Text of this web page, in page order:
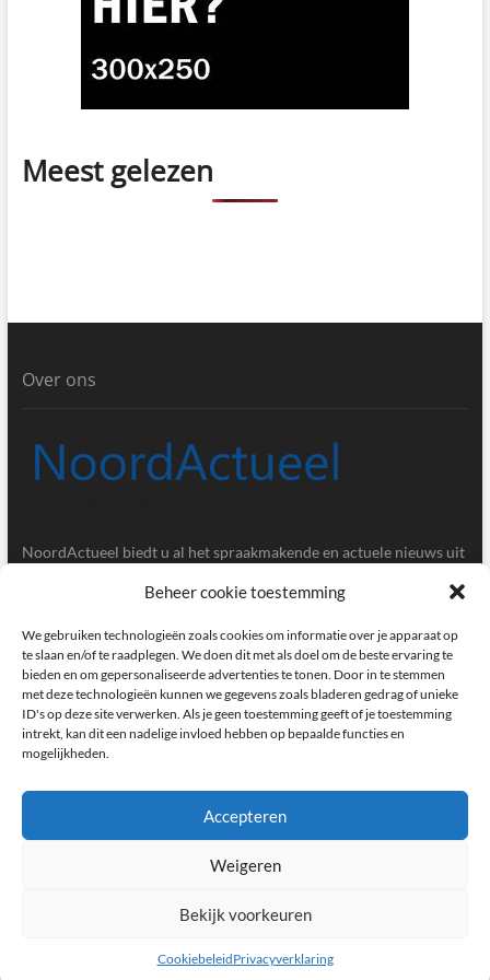
Beheer cookie toestemming
We gebruiken technologieën zoals cookies om informatie over je apparaat op
te slaan en/of te raadplegen. We doen dit met als doel om de beste ervaring te
bieden en om gepersonaliseerde advertenties te tonen. Door in te stemmen
met deze technologieën kunnen we gegevens zoals bladeren gedrag of unieke
ID's op deze site verwerken. Als je geen toestemming geeft of je toestemming
intrekt, kan dit een nadelige invloed hebben op bepaalde functies en
mogelijkheden.
Accepteren
Weigeren
Bekijk voorkeuren
CookiebeleidPrivacyverklaring
Meest gelezen
Over ons
NoordActueel biedt u al het spraakmakende en actuele nieuws uit
Gegevens
Postbus 5020, 9700GA, Groningen
redactie@noordactueel.nl
| WordPress | © Copyright All right reserved